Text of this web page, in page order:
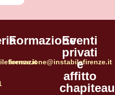
Formazione
formazione@instabilefirenze.it
Eventi
privati
e
affitto
chapiteau